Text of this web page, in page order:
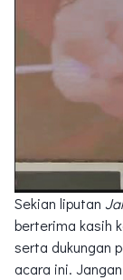
Sekian liputan
berterima kasih
serta dukungan
acara ini.